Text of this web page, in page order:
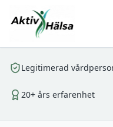
Legitimerad
20+ års erfarenhet